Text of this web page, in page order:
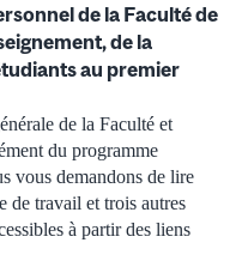
de la Faculté de
de la
au premier
de la Faculté et
du programme
vous demandons de lire
de travail et trois autres
à partir des liens